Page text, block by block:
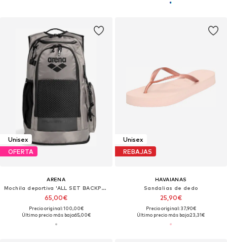
Unisex
OFERTA
ARENA
Mochila deportiva 'ALL SET BACKPACK 45L'
65,00€
Precio original: 100,00€
Último precio más bajo:65,00€
Unisex
REBAJAS
HAVAIANAS
Sandalias de dedo
25,90€
Precio original: 37,90€
Último precio más bajo:23,31€